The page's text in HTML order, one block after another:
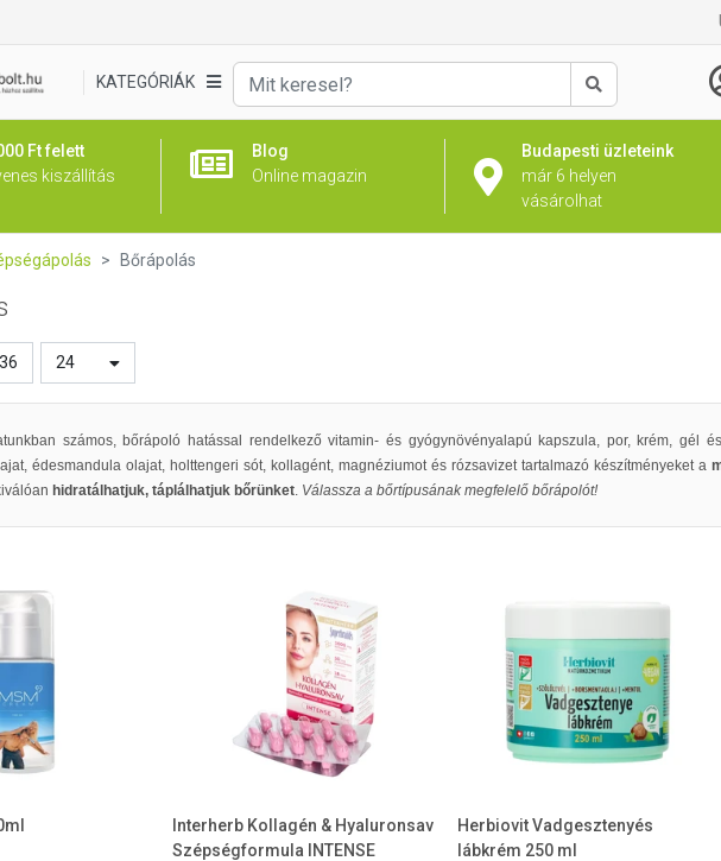
KATEGÓRIÁK
Keresés
Ft felett
kiszállítás
Blog
Online magazin
Budapesti üzleteink
már 6 helyen
vásárolhat
Bőrápolás
24
számos, bőrápoló hatással rendelkező vitamin- és gyógynövényalapú kapszula, por, krém, gél
édesmandula olajat, holttengeri sót, kollagént, magnéziumot és rózsavizet tartalmazó készítményeket a
hidratálhatjuk, táplálhatjuk bőrünket. Válassza a bőrtípusának megfelelő bőrápolót!
Interherb Kollagén & Hyaluronsav
Szépségformula INTENSE
Herbiovit Vadgesztenyés
lábkrém 250 ml